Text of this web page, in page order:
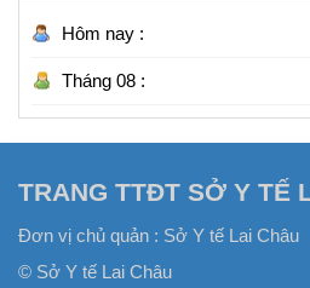
Hôm nay :
Tháng 08 :
TRANG TTĐT SỞ Y TẾ
Đơn vị chủ quản : Sở Y tế Lai Châu
© Sở Y tế Lai Châu